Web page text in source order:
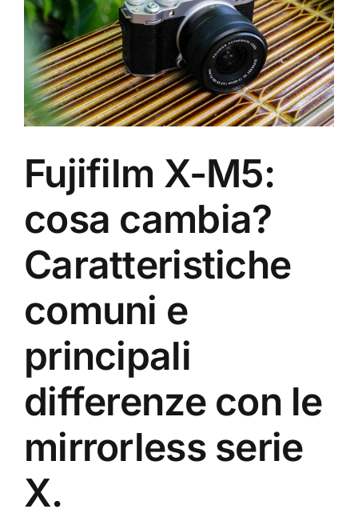
Fujifilm X-M5:
cosa cambia?
Caratteristiche
comuni e
principali
differenze con le
mirrorless serie
X.